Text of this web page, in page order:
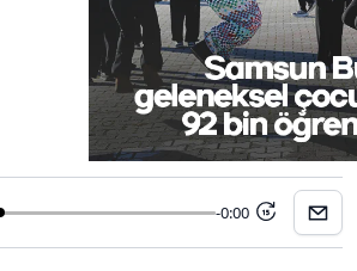
-0:00 15